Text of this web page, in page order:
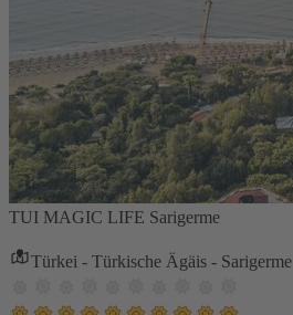
TUI MAGIC LIFE Sarigerme
Türkei - Türkische Ägäis - Sarigerme